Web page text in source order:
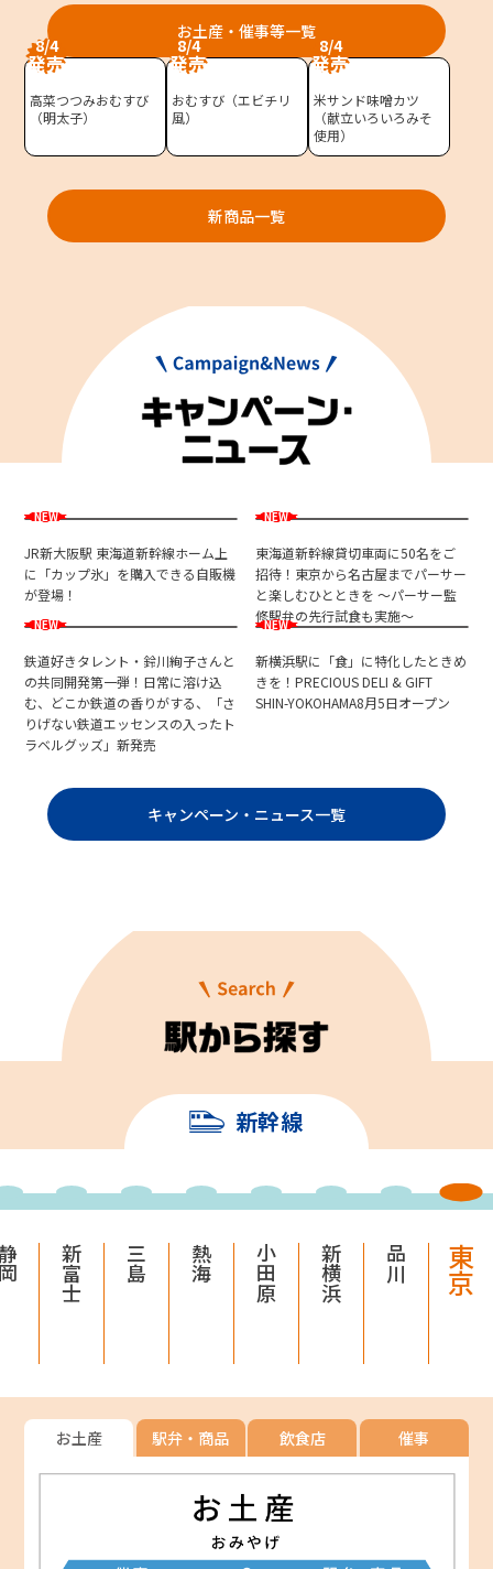
東海新幹線の駅店舗で駅弁が受取れる駅弁予約サイトです。
JR東海MARKET
お土産・催事等一覧
8/4
発売
高菜つつみおむすび
（明太子）
8/4
発売
おむすび（エビチリ
風）
8/4
発売
米サンド味噌カツ
（献立いろいろみそ
使用）
新商品一覧
JR新大阪駅 東海道新幹線ホーム上
に「カップ氷」を購入できる自販機
が登場！
東海道新幹線貸切車両に50名をご
招待！東京から名古屋までパーサー
と楽しむひとときを ～パーサー監
修駅弁の先行試食も実施～
鉄道好きタレント・鈴川絢子さんと
の共同開発第一弾！日常に溶け込
む、どこか鉄道の香りがする、「さ
りげない鉄道エッセンスの入ったト
ラベルグッズ」新発売
新横浜駅に「食」に特化したときめ
きを！PRECIOUS DELI & GIFT
SHIN-YOKOHAMA8月5日オープン
キャンペーン・ニュース一覧
新幹線
新富士 三島 熱海 小田原 新横浜 品川 東京
お土産 駅弁・商品 飲食店 催事